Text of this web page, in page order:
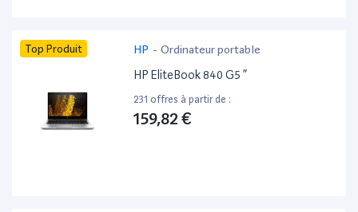
Top Produit HP - Ordinateur portable
HP EliteBook 840 G5 ”
231 offres à partir de :
159,82 €